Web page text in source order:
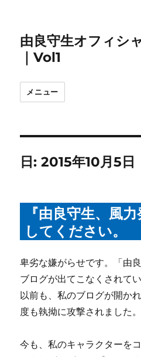
由良守生オフィシ
｜Vol1
メニュー
日:2015年10月5日
『由良守生、風
してください。
卑劣な嫌がらせです。「由
ブログが出てこなくされてい
以前も、私のブログが開か
度も執拗に攻撃されました。
今も、私のキャラクターを